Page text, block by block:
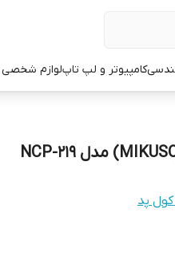
کامپیوتر و لپ تاپلوازم
کول پد